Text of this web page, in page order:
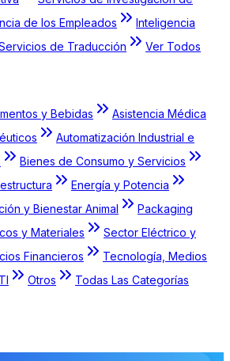
de los Empleados
Inteligencia
de Traducción
Ver Todos
y Bebidas
Asistencia Médica
Automatización Industrial e
Bienes de Consumo y Servicios
Energía y Potencia
y Bienestar Animal
Packaging
y Materiales
Sector Eléctrico y
Financieros
Tecnología, Medios
Otros
Todas Las Categorías